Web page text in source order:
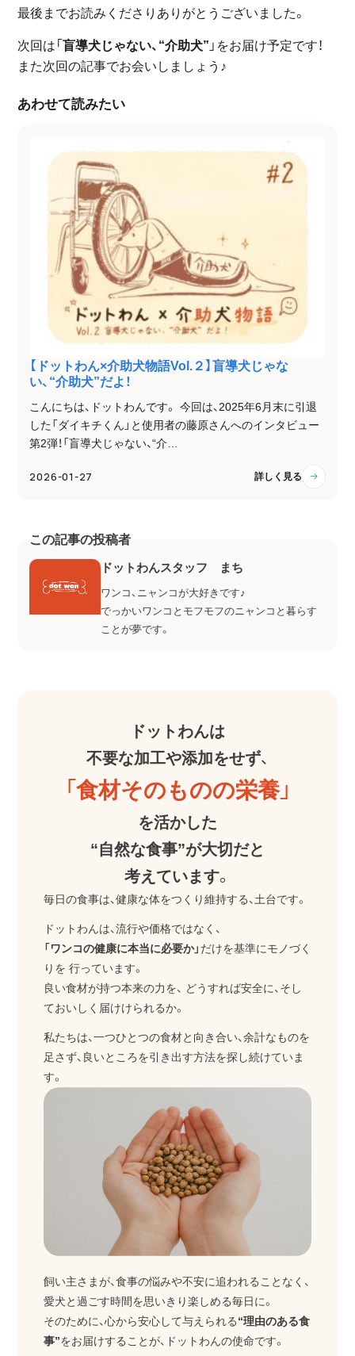
最後までお読みくださりありがとうございました。
次回は「盲導犬じゃない、“介助犬” 」をお届け予定です！
また次回の記事でお会いしましょう♪
あわせて読みたい
【ドットわん×介助犬物語Vol.２】盲導犬じゃな
い、“介助犬”だよ！
こんにちは、ドットわんです。 今回は、2025年6月末に引退
した「ダイキチくん」と使用者の藤原さんへのインタビュー
第2弾！「盲導犬じゃない、“介…
2026-01-27 詳しく見る
この記事の投稿者
ドットわんスタッフ まち
ワンコ、ニャンコが大好きです♪
でっかいワンコとモフモフのニャンコと暮らす
ことが夢です。
ドットわんは
不要な加工や添加をせず、
「食材そのものの栄養」
を活かした
“自然な食事”が大切だと
考えています。
毎日の食事は、健康な体をつくり維持する、土台です。
ドットわんは、流行や価格ではなく、
「ワンコの健康に本当に必要か」 だけを基準にモノづく
りを 行っています。
良い食材が持つ本来の力を、 どうすれば安全に、そし
ておいしく届けけられるか。
私たちは、一つひとつの食材と向き合い、余計なものを
足さず、良いところを引き出す方法を探し続けていま
す。
飼い主さまが、食事の悩みや不安に追われることなく、
愛犬と過ごす時間を思いきり楽しめる毎日に。
そのために、心から安心して与えられる“理由のある食
事”をお届けすることが、ドットわんの使命です。